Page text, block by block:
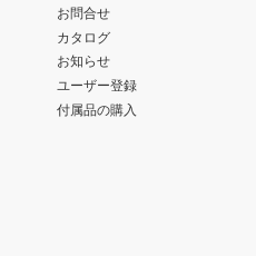
お問合せ
カタログ
お知らせ
ユーザー登録
付属品の購入